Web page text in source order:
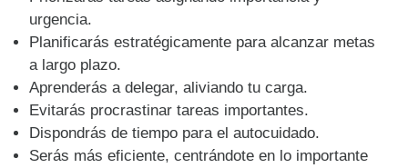
urgencia.
Planificarás estratégicamente para alcanzar metas
a largo plazo.
Aprenderás a delegar, aliviando tu carga.
Evitarás procrastinar tareas importantes.
Dispondrás de tiempo para el autocuidado.
Serás más eficiente, centrándote en lo importante